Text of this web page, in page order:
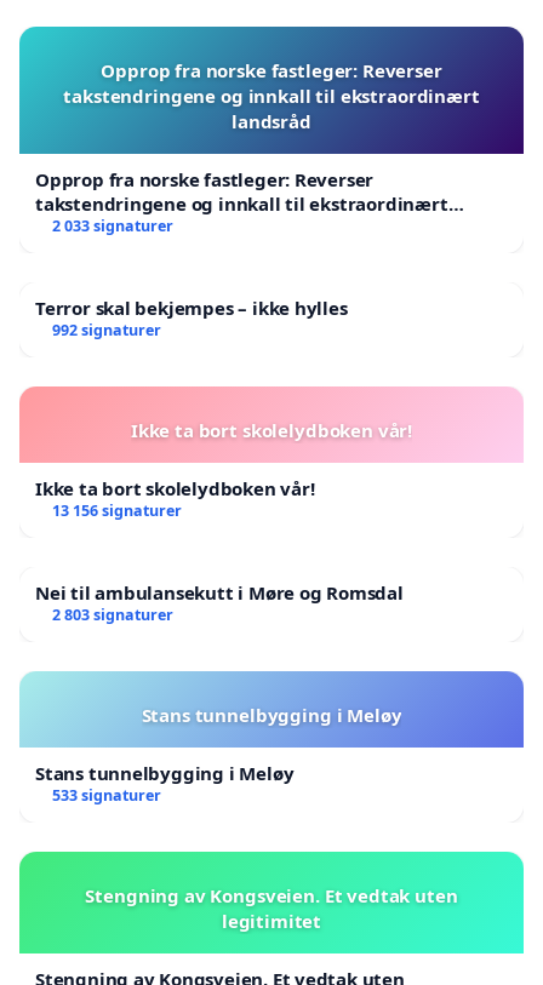
Opprop fra norske fastleger: Reverser
takstendringene og innkall til ekstraordinært
landsråd
Opprop fra norske fastleger: Reverser
takstendringene og innkall til ekstraordinært
landsråd
2 033 signaturer
Terror skal bekjempes – ikke hylles
992 signaturer
Ikke ta bort skolelydboken vår!
Ikke ta bort skolelydboken vår!
13 156 signaturer
Nei til ambulansekutt i Møre og Romsdal
2 803 signaturer
Stans tunnelbygging i Meløy
Stans tunnelbygging i Meløy
533 signaturer
Stengning av Kongsveien. Et vedtak uten
legitimitet
Stengning av Kongsveien. Et vedtak uten